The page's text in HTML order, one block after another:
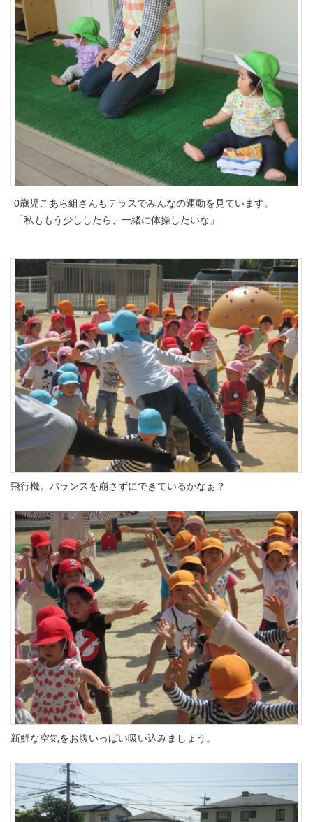
0歳児こあら組さんもテラスでみんなの運動を見ています。
「私ももう少ししたら、一緒に体操したいな」
飛行機。バランスを崩さずにできているかなぁ？
新鮮な空気をお腹いっぱい吸い込みましょう。